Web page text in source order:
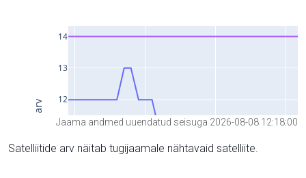
Jaama andmed uuendatud seisuga 2026-08-08 12:18:00
Satelliitide arv näitab tugijaamale nähtavaid satelliite.